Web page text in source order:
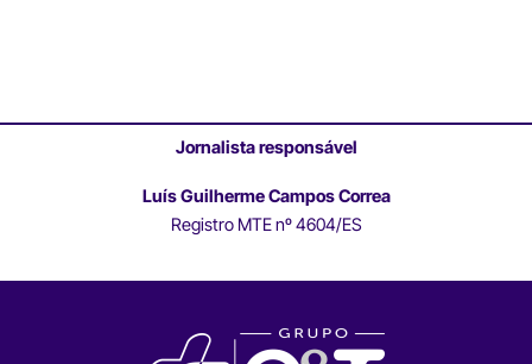
Jornalista responsável
Luís Guilherme Campos Correa
Registro MTE nº 4604/ES